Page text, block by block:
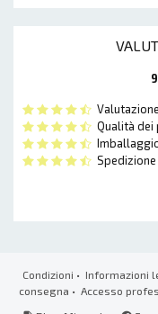
Qualità
Condizioni • Informazioni
consegna • Accesso